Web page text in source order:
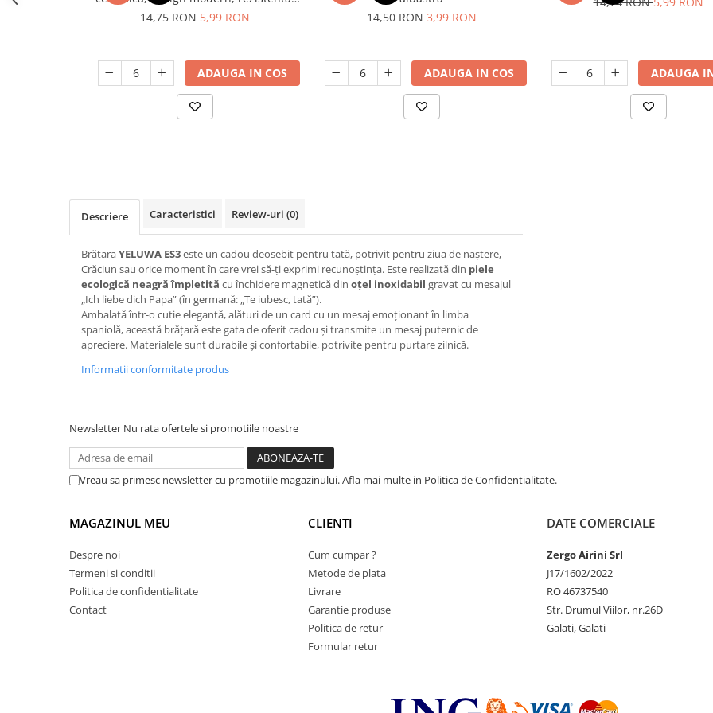
Pensule, spatule si teluri bucatarie
Platouri si tavi servire
Razatori si accesorii
Servicii de masa
Seturi ustensile pentru bucatarie
Site bucatarie
Suport tacamuri
Suporturi si servetele
Taietoare manuale
Termosuri si cani termos
Tirbusoane si dopuri
Tocatoare de bucatarie
Ustensile ornare prajituri
Vaze si boluri decorative
Odorizant toaleta
Solutii curatat geamuri
Solutii dezinfectante
Solutii intretinere textile
Solutii suprafete baie
Solutii suprafete bucatarie
Spalare si intretinere rufe
Suporturi si accesorii de baie
usor de curatat
14,75 RON5,99 RON
ADAUGA IN COS
14,50 RON3,99 RON
ADAUGA IN COS ADAUGA
Descriere Caracteristici Review-uri (0)
BrățaraYELUWA ES3este un cadou deosebit pentru tată, potrivit pentru ziua de naștere,
Crăciun sau orice moment în care vrei să-ți exprimi recunoștința. Este realizată din piele
ecologică neagră împletită cu închidere magnetică din oțel inoxidabil gravat cu mesajul
„Ich liebe dich Papa” (în germană: „Te iubesc, tată”).
Ambalată într-o cutie elegantă, alături de un card cu un mesaj emoționant în limba
spaniolă, această brățară este gata de oferit cadou și transmite un mesaj puternic de
apreciere. Materialele sunt durabile și confortabile, potrivite pentru purtare zilnică.
Informatii conformitate produs
Newsletter Nu rata ofertele si promotiile noastre
Vreau sa primesc newsletter cu promotiile magazinului. Afla mai multe in Politica de Confidentialitate.
MAGAZINUL MEU
Despre noi
Termeni si conditii
Politica de confidentialitate
Contact
CLIENTI
Cum cumpar ?
Metode de plata
Livrare
Garantie produse
Politica de retur
Formular retur
DATE COMERCIALE
Zergo Airini Srl
J17/1602/2022
RO 46737540
Str. Drumul Viilor, nr.26D
Galati, Galati